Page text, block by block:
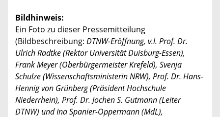
Bildhinweis:
Ein Foto zu dieser Pressemitteilung
(Bildbeschreibung: DTNW-Eröffnung, v.l. Prof. Dr.
Ulrich Radtke (Rektor Universität Duisburg-Essen),
Frank Meyer (Oberbürgermeister Krefeld), Svenja
Schulze (Wissenschaftsministerin NRW), Prof. Dr. Hans-
Hennig von Grünberg (Präsident Hochschule
Niederrhein), Prof. Dr. Jochen S. Gutmann (Leiter
DTNW) und Ina Spanier-Oppermann (MdL),